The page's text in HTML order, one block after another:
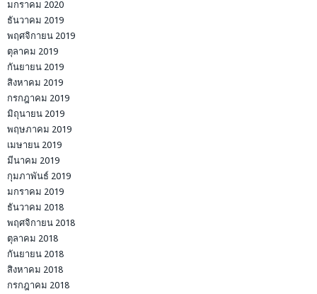
มกราคม 2020
ธันวาคม 2019
พฤศจิกายน 2019
ตุลาคม 2019
กันยายน 2019
สิงหาคม 2019
กรกฎาคม 2019
มิถุนายน 2019
พฤษภาคม 2019
เมษายน 2019
มีนาคม 2019
กุมภาพันธ์ 2019
มกราคม 2019
ธันวาคม 2018
พฤศจิกายน 2018
ตุลาคม 2018
กันยายน 2018
สิงหาคม 2018
กรกฎาคม 2018